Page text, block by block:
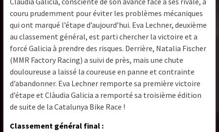
couru prudemment pour éviter les problèmes mécaniques
qui ont marqué l’étape d’aujourd’hui. Eva Lechner, deuxième
au classement général, est parti chercher la victoire et a
forcé Galicia à prendre des risques. Derrière, Natalia Fischer
(MMR Factory Racing) a suivi de près, mais une chute
douloureuse a laissé la coureuse en panne et contrainte
d’abandonner. Eva Lechner remporte sa première victoire
d’étape et Clàudia Galicia a remporté sa troisième édition
de suite de la Catalunya Bike Race !
Classement général final :